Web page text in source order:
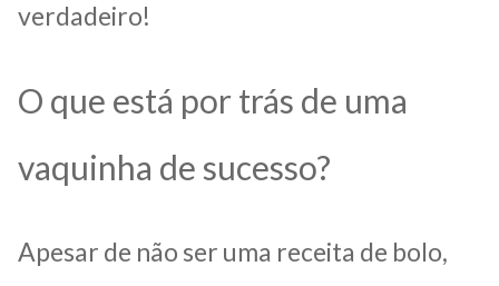
verdadeiro!
O que está por trás de uma
vaquinha de sucesso?
Apesar de não ser uma receita de bolo,